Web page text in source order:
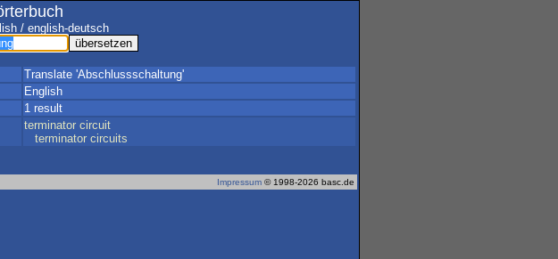
/ english-deutsch
Translate 'Abschlussschaltung'
English
1 result
terminator circuit
terminator circuits
Impressum © 1998-2026 basc.de